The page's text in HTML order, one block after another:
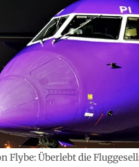
Flybe: Überlebt die